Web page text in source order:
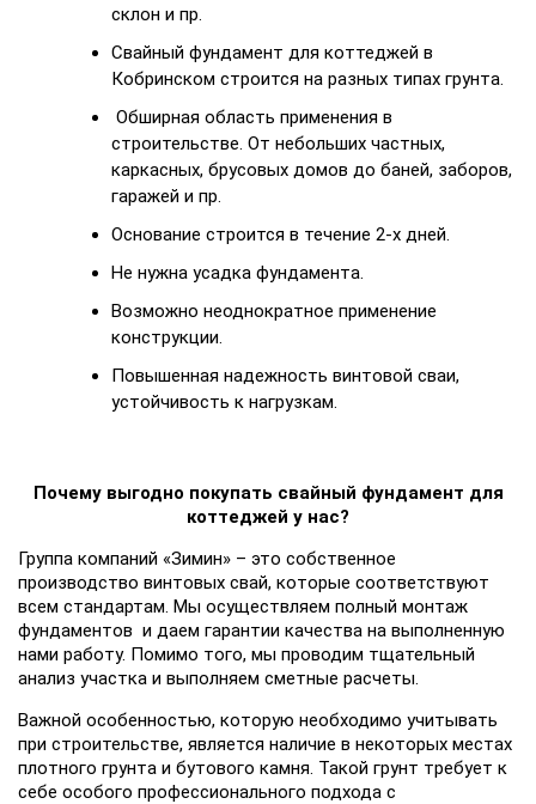
склон и пр.
Свайный фундамент для коттеджей в
Кобринском строится на разных типах грунта.
Обширная область применения в
строительстве. От небольших частных,
каркасных, брусовых домов до баней, заборов,
гаражей и пр.
Основание строится в течение 2-х дней.
Не нужна усадка фундамента.
Возможно неоднократное применение
конструкции.
Повышенная надежность винтовой сваи,
устойчивость к нагрузкам.
Почему выгодно покупать cвайный фундамент для
коттеджей у нас?
Группа компаний «Зимин» – это собственное
производство винтовых свай, которые соответствуют
всем стандартам. Мы осуществляем полный монтаж
фундаментов и даем гарантии качества на выполненную
нами работу. Помимо того, мы проводим тщательный
анализ участка и выполняем сметные расчеты.
Важной особенностью, которую необходимо учитывать
при строительстве, является наличие в некоторых местах
плотного грунта и бутового камня. Такой грунт требует к
себе особого профессионального подхода с